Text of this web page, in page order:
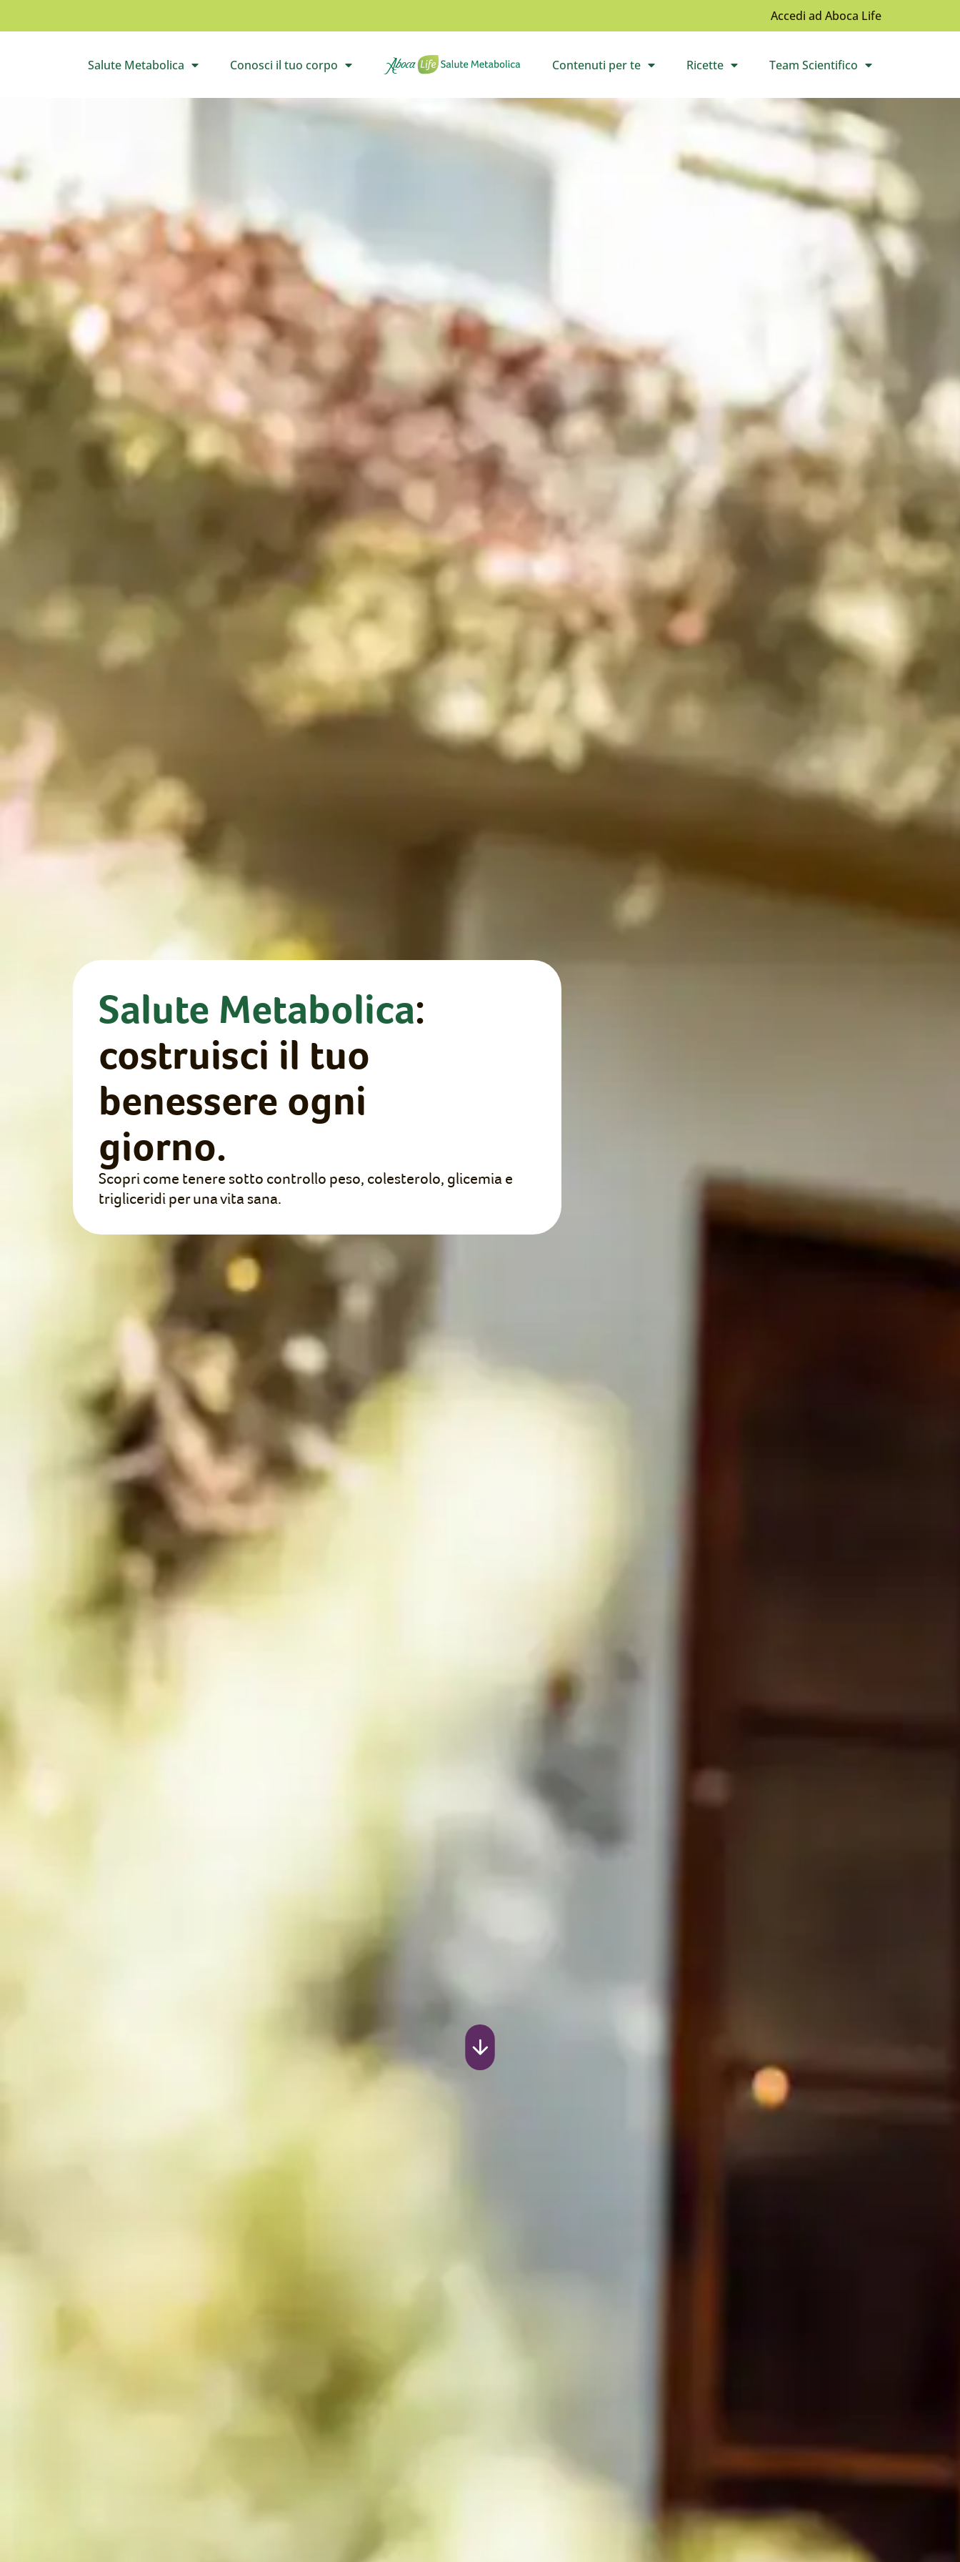
Accedi ad Aboca Life
Apri il sottomenù
Salute Metabolica Apri il sottomenù
Conosci il tuo corpo Vai all’homepage Apri il sottomenù
Contenuti per te Apri il sottomenù
Ricette Apri il sottomenù
Team Scientifico
Salute Metabolica:
costruisci il tuo
benessere ogni
giorno.
Scopri come tenere sotto controllo peso, colesterolo, glicemia e
trigliceridi per una vita sana.